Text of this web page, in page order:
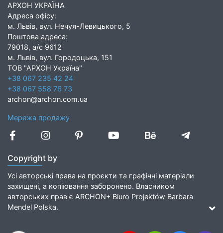
АРХОН УКРАЇНА
Адреса офісу:
м. Львів, вул. Нечуя-Левицького, 5
Поштова адреса:
79018, а/с 9612
м. Львів, вул. Городоцька, 151
ТОВ "АРХОН Україна"
+38 067 235 42 24
+38 067 558 76 73
archon@archon.com.ua
Мережа продажу
Copyright by
Усі авторські права на проєкти та графічні матеріали
захищені, а копіювання заборонено. Власником
авторських прав є ARCHON+ Biuro Projektów Barbara
Mendel Polska.